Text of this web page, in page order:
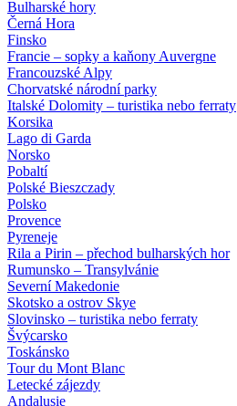
Bulharské hory
Černá Hora
Finsko
Francie – sopky a kaňony Auvergne
Francouzské Alpy
Chorvatské národní parky
Italské Dolomity – turistika nebo ferraty
Korsika
Lago di Garda
Norsko
Pobaltí
Polské Bieszczady
Polsko
Provence
Pyreneje
Rila a Pirin – přechod bulharských hor
Rumunsko – Transylvánie
Severní Makedonie
Skotsko a ostrov Skye
Slovinsko – turistika nebo ferraty
Švýcarsko
Toskánsko
Tour du Mont Blanc
Letecké zájezdy
Andalusie